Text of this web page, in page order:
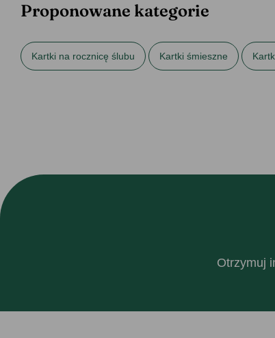
Proponowane kategorie
Kartki na rocznicę ślubu Kartki śmieszne
Otrzymuj